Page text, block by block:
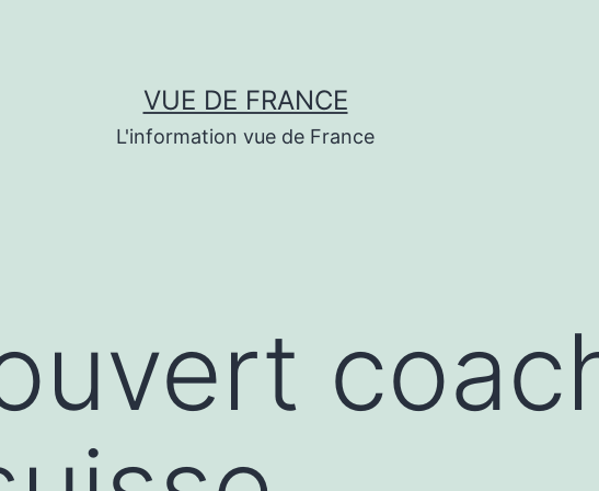
VUE DE FRANCE
L'information vue de France